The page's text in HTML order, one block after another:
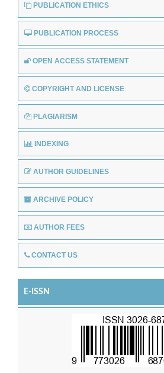
PUBLICATION ETHICS
PUBLICATION PROCESS
OPEN ACCESS STATEMENT
COPYRIGHT AND LICENSE
PLAGIARISM
INDEXING
AUTHOR GUIDELINES
ARCHIVE POLICY
AUTHOR FEES
CONTACT US
E-ISSN